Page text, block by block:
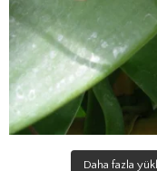
Daha fazla